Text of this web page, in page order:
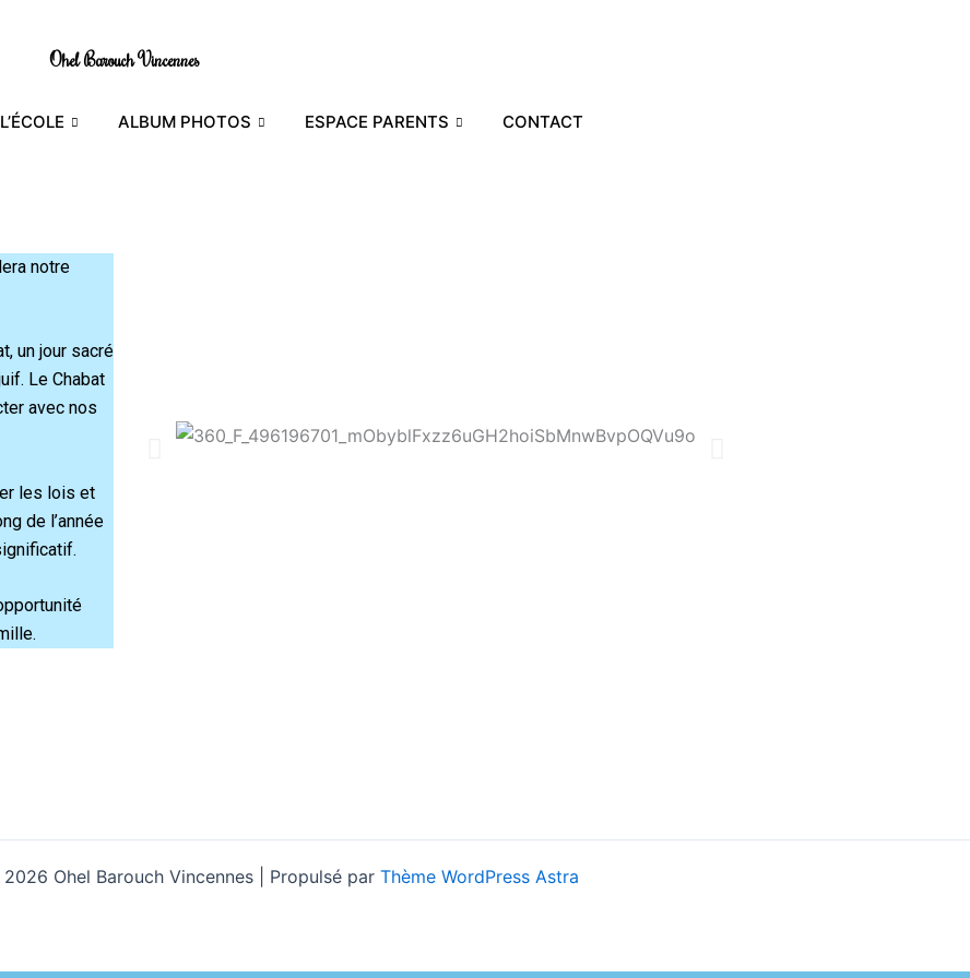
Ohel Barouch Vincennes
ALBUM PHOTOS ESPACE PARENTS CONTACT
notre
un jour sacré
Le Chabat
avec nos
les lois et
de l’année
Ohel Barouch Vincennes | Propulsé par Thème WordPress Astra